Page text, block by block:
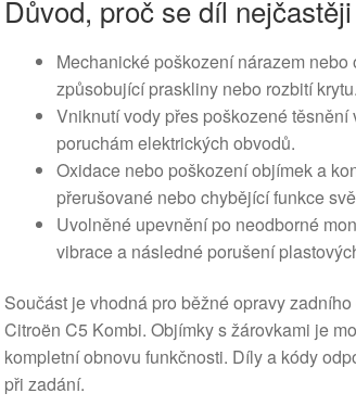
Důvod, proč se díl
Mechanické poškození nárazem
způsobující praskliny nebo rozbití krytu.
Vniknutí vody přes poškozené
poruchám elektrických obvodů.
Oxidace nebo poškození objímek a
přerušované nebo chybějící funkce
Uvolněné upevnění po neodborné
vibrace a následné porušení
Součást je vhodná pro běžné opravy
Citroën C5 Kombi. Objímky s žárovkami je
kompletní obnovu funkčnosti. Díly a kódy
při zadání.